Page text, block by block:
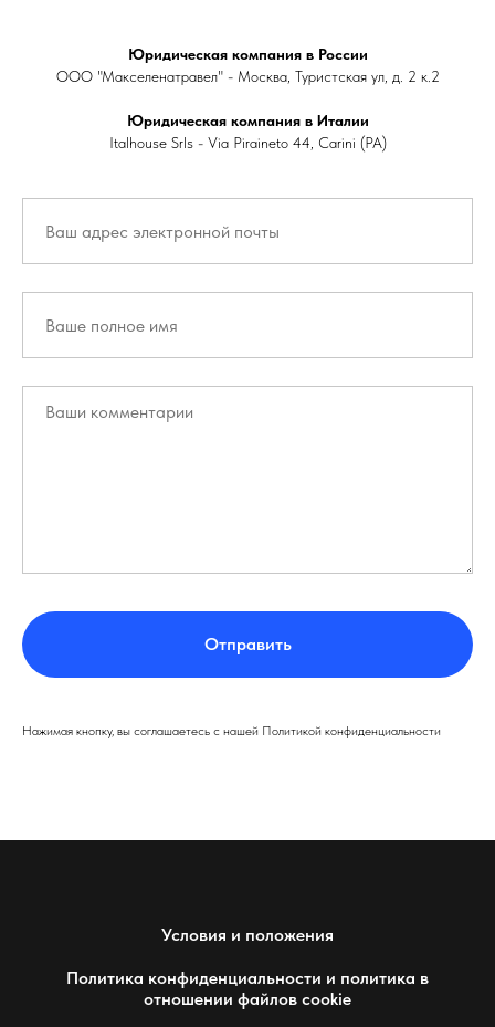
Юридическая компания в России
ООО "Макселенатравел" - Москва, Туристская ул, д. 2 к.2
Юридическая компания в Италии
Italhouse Srls - Via Piraineto 44, Carini (PA)
Отправить
Нажимая кнопку, вы соглашаетесь с нашей Политикой конфиденциальности
Условия и положения
Политика конфиденциальности и политика в
отношении файлов cookie